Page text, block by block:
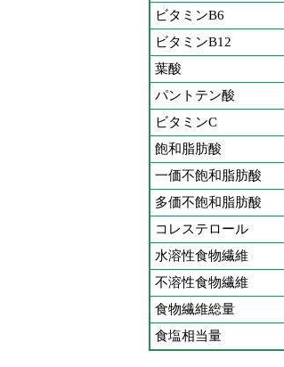
ビタミンB6
ビタミンB12
葉酸
パントテン酸
ビタミンC
飽和脂肪酸
一価不飽和脂肪酸
多価不飽和脂肪酸
コレステロール
水溶性食物繊維
不溶性食物繊維
食物繊維総量
食塩相当量